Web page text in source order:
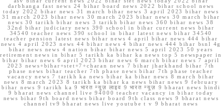
darbhanga fast news 24 bihar board news 2022 bihar school news
today 2022 bihar news 31 march bihar news 3 april 2023 bihar news
31 march 2023 bihar news 30 march 2023 bihar news 30 march bihar
news 30 tarikh bihar news 3 tarikh bihar news 360 bihar news 38
32nd bihar judiciary news 390 school in bihar current news bihar
34540 teacher news 390 school in bihar latest news bihar 34540
teacher pension latest news bihar news 4 april bihar news 444 bihar
news 4 april 2023 news 44 bihar news 4 bihar news 444 bihar bsnl 4g
bihar news news 4 nation bihar bihar news 5 april 2023 50 years
retirement news in bihar 5 tarikh ka bihar ka news top 5 newspaper in
bihar bihar news 6 april 2023 bihar news 6 march bihar news 7 april
2023 news+bihar+stet+7+charan news 7 bihar jharkhand bihar 7th
phase news bihar teacher 7th phase news bihar 7th phase teacher
vacancy news 7 tarikh ka news bihar ka bihar news 8 march bihar
news 8 march 2023 8 tarikh ka bihar ka news bihar news 9 february
bihar news 9 tarikh ka 9 भारत न्यूज़ लाइव 9 भारत न्यूज़ 9 bharat news hindi
9 bharat news channel live 94000 teacher vacancy in bihar today
news bihar 9th board news bihar board 9th class news 9 bharat news
channel tv9 bharat news live youtube t v 9 bharat news